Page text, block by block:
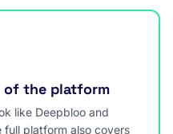
of the platform
like Deepbloo and
full platform also covers